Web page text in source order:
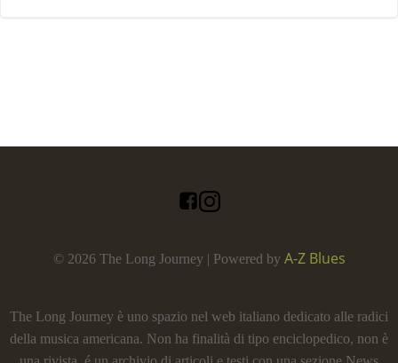
© 2026 The Long Journey | Powered by A-Z Blues
The Long Journey è uno spazio nel web italiano dedicato alle radici
della musica americana. Non ha finalità di tipo enciclopedico, non è